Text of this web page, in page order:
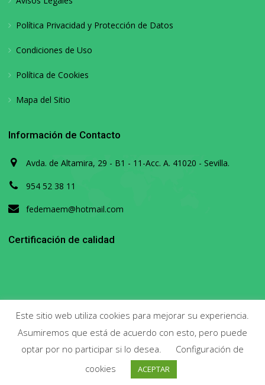
Política Privacidad y Protección de Datos
Condiciones de Uso
Política de Cookies
Mapa del Sitio
Información de Contacto
Avda. de Altamira, 29 - B1 - 11-Acc. A. 41020 - Sevilla.
954 52 38 11
fedemaem@hotmail.com
Certificación de calidad
Copyright 2020. Todos los derechos reservados.
Este sitio web utiliza cookies para mejorar su experiencia.
Asumiremos que está de acuerdo con esto, pero puede
optar por no participar si lo desea.
Configuración de
cookies
ACEPTAR